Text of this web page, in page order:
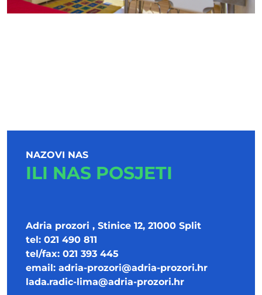
NAZOVI NAS
ILI NAS POSJETI
Adria prozori , Stinice 12, 21000 Split
tel: 021 490 811
tel/fax: 021 393 445
email: adria-prozori@adria-prozori.hr
lada.radic-lima@adria-prozori.hr